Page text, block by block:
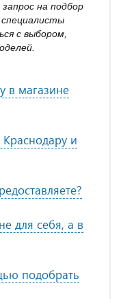
на подбор
с выбором,
в магазине
и
для себя, а в
подобрать